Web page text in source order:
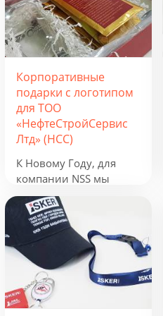
Корпоративные
подарки с логотипом
для ТОО
«НефтеСтройСервис
Лтд» (НСС)
К Новому Году, для
компании NSS мы
разработали
креативную подборку
из наборов «Кофеист»,
«Christmas Sky» и
«Adora». Вглядываться
в черное, как смоль,
зимнее небо и
подмигивать в ответ